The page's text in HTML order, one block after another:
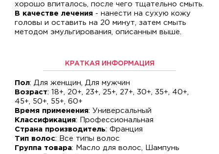
хорошо впиталось, после чего тщательно смыть.
В качестве лечения - нанести на сухую кожу
головы и оставить на 20 минут, затем смыть
методом эмульгирования, описанным выше.
КРАТКАЯ ИНФОРМАЦИЯ
Пол: Для женщин, Для мужчин
Возраст: 18+, 20+, 23+, 25+, 27+, 30+, 35+, 40+,
45+, 50+, 55+, 60+
Время применения: Универсальный
Классификация: Профессиональная
Страна производитель: Франция
Тип волос: Все типы волос
Группа товара: Масло для волос, Шампунь